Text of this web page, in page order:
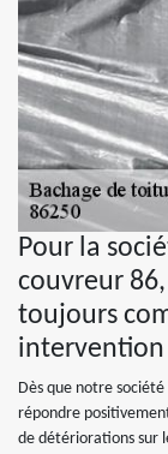
Pour la
couvreur
toujours
intervention
Dès que notre
répondre
de détériorations sur